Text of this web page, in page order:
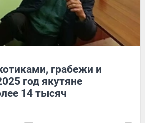
грабежи и
год якутяне
14 тысяч